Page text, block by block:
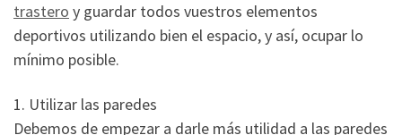
trastero y guardar todos vuestros elementos
deportivos utilizando bien el espacio, y así, ocupar lo
mínimo posible.
1. Utilizar las paredes
Debemos de empezar a darle más utilidad a las paredes